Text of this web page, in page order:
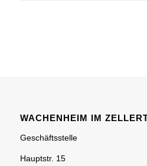
WACHENHEIM IM
Geschäftsstelle
Hauptstr. 15